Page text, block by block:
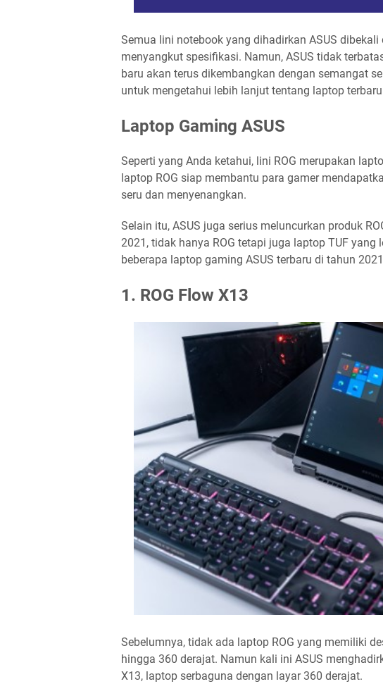
Semua lini notebook yang dihadirkan ASUS
menyangkut spesifikasi. Namun, ASUS tidak
baru akan terus dikembangkan dengan semangat
untuk mengetahui lebih lanjut tentang laptop
Laptop Gaming ASUS
Seperti yang Anda ketahui, lini ROG merupakan
laptop ROG siap membantu para gamer
seru dan menyenangkan.
Selain itu, ASUS juga serius meluncurkan produk
2021, tidak hanya ROG tetapi juga laptop TUF
beberapa laptop gaming ASUS terbaru di tahun
1. ROG Flow X13
Sebelumnya, tidak ada laptop ROG yang memiliki
hingga 360 derajat. Namun kali ini ASUS
X13, laptop serbaguna dengan layar 360 derajat.